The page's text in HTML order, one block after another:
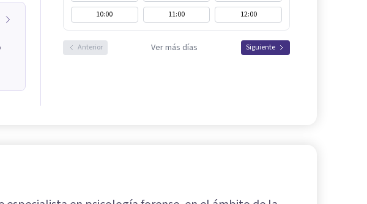
10:00
11:00 12:00
Anterior Ver más días Siguiente